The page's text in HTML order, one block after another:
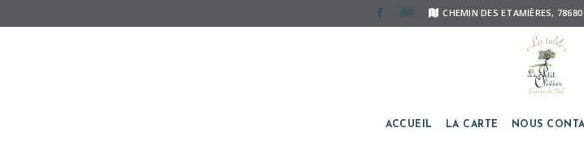
CHEMIN DES ETAMIÈRES, 78680
ACCUEIL LA CARTE NOUS